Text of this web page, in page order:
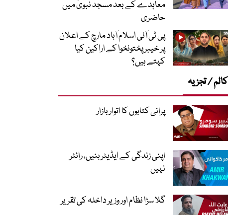
معاہدے کے بعد مسجد نبویؐ میں
حاضری
پی ٹی آئی اسلام آباد مارچ کے اعلان
پر خیبر پختونخوا کے اراکین کیا
کہتے ہیں؟
کالم / تجزیہ
پرانی کتابوں کا اتوار بازار
اپنی زندگی کے ایڈیٹر بنیں، رائٹر
نہیں
گلا سڑا نظام اور وزیر داخلہ کی تقریر